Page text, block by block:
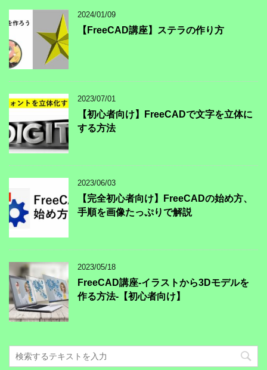
2024/01/09
【FreeCAD講座】ステラの作り方
2023/07/01
【初心者向け】FreeCADで文字を立体に
する方法
2023/06/03
【完全初心者向け】FreeCADの始め方、
手順を画像たっぷりで解説
2023/05/18
FreeCAD講座-イラストから3Dモデルを
作る方法-【初心者向け】